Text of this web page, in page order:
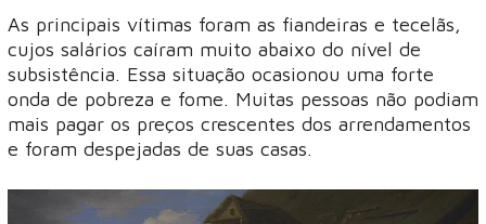
As principais vítimas foram as fiandeiras e tecelãs,
cujos salários caíram muito abaixo do nível de
subsistência. Essa situação ocasionou uma forte
onda de pobreza e fome. Muitas pessoas não podiam
mais pagar os preços crescentes dos arrendamentos
e foram despejadas de suas casas.